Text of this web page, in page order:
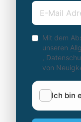
E-Mail
Mit dem
unseren
von